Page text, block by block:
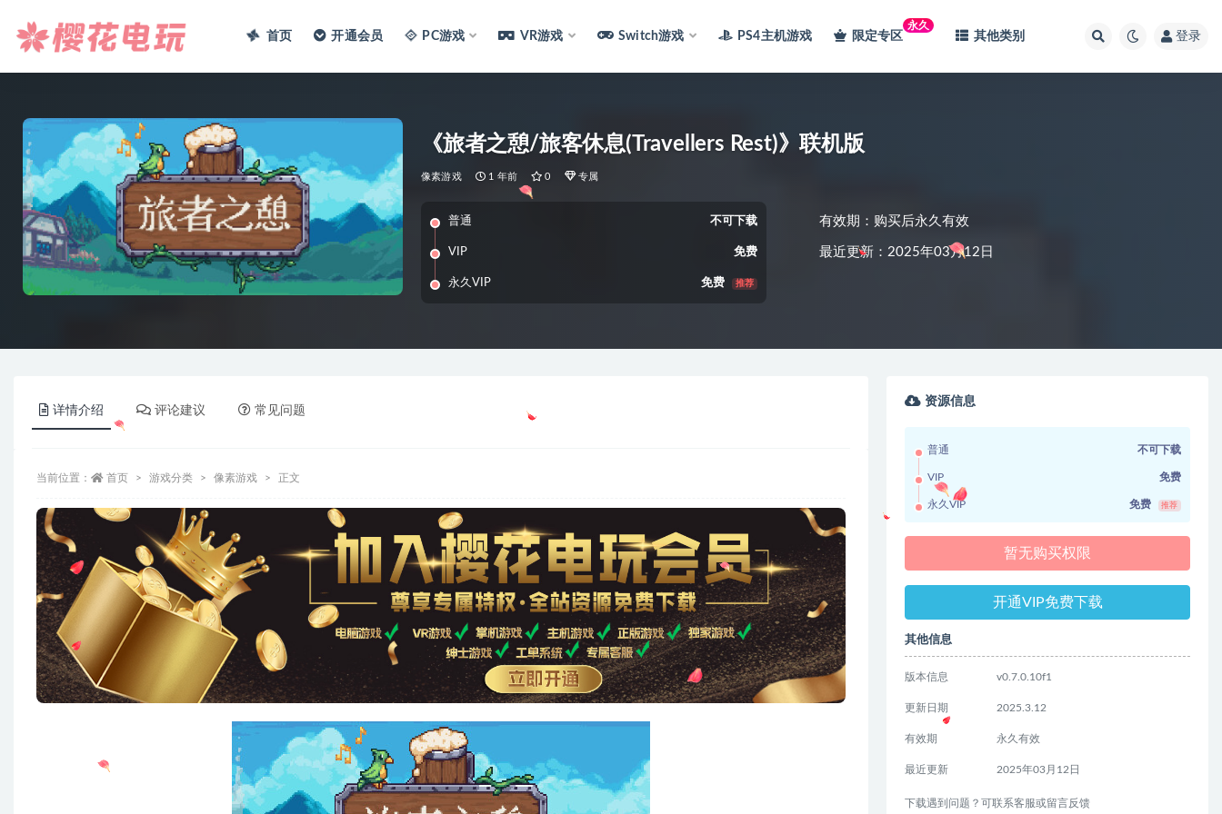
首页 开通会员 PC游戏 VR游戏 Switch游戏 PS4主机游戏 限定专区
永久
其他类别 登录
《旅者之憩/旅客休息(Travellers Rest)》联机版
像素游戏 1 年前 0 专属
普通 不可下载
VIP 免费
永久VIP 免费 推荐
有效期：购买后永久有效
最近更新：2025年03月12日
详情介绍 评论建议 常见问题
当前位置： 首页 游戏分类 像素游戏 正文
资源信息
普通 不可下载
VIP 免费
永久VIP 免费 推荐
暂无购买权限
开通VIP免费下载
其他信息
版本信息 v0.7.0.10f1
更新日期 2025.3.12
有效期 永久有效
最近更新 2025年03月12日
下载遇到问题？可联系客服或留言反馈